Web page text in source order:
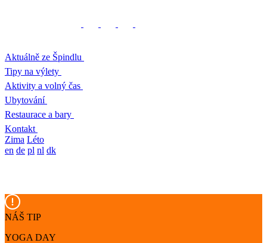
Aktuálně ze Špindlu
Tipy na výlety
Aktivity a volný čas
Ubytování
Restaurace a bary
Kontakt
Zima Léto
en de pl nl dk
NÁŠ TIP
YOGA DAY